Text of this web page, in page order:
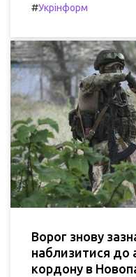
#Укрінформ
Ворог знову
наблизитися до
кордону в